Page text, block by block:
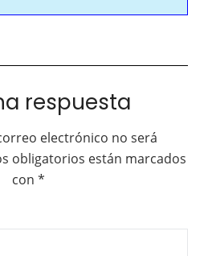
respuesta
electrónico no será
obligatorios están marcados
con *